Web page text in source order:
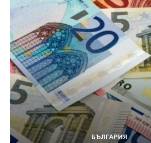
БЪЛГАРИЯ